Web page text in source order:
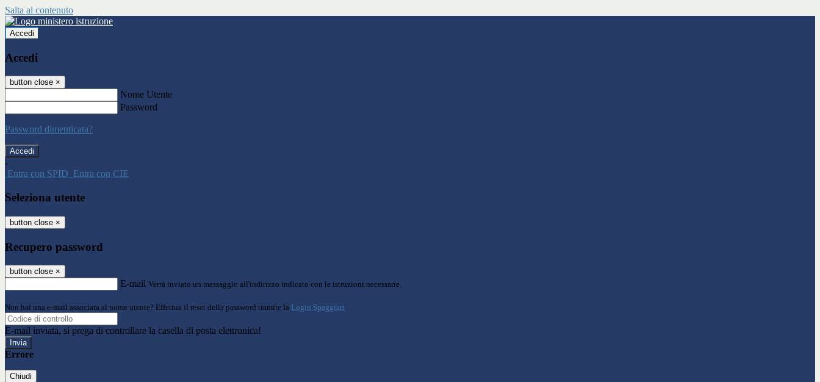
Salta al contenuto
Accedi
Accedi
button close ×
Nome Utente
Password
Password dimenticata?
-
Entra con SPID Entra con CIE
Seleziona utente
button close ×
Recupero password
button close ×
E-mail Verrà inviato un messaggio all'indirizzo indicato con le istruzioni necessarie.
Non hai una e-mail associata al nome utente? Effettua il reset della password tramite la Login Spaggiari
E-mail inviata, si prega di controllare la casella di posta elettronica!
Errore
Chiudi